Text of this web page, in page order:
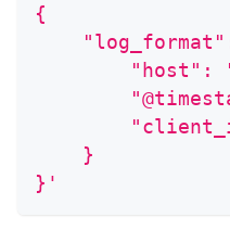
{
"host":
    }
}'